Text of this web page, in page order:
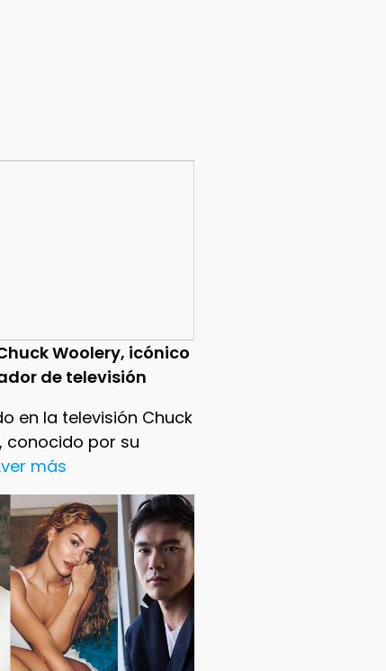
Woolery, icónico
de televisión
en la televisión Chuck
conocido por su
más